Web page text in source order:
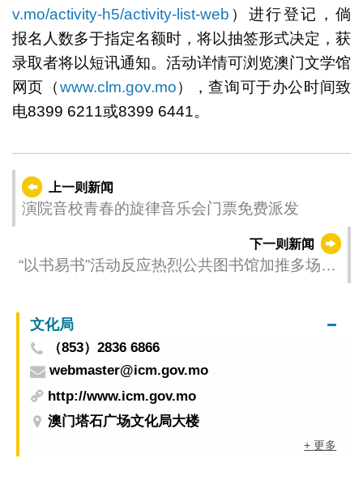
v.mo/activity-h5/activity-list-web ）进行登记，倘
报名人数多于指定名额时，将以抽签形式决定，获
录取者将以短讯通知。活动详情可浏览澳门文学馆
网页（www.clm.gov.mo），查询可于办公时间致
电8399 6211或8399 6441。
上一则新闻
演院音校青春的旋律音乐会门票免费派发
下一则新闻
“以书易书”活动反应热烈公共图书馆加推多场活
文化局
（853）2836 6866
webmaster@icm.gov.mo
http://www.icm.gov.mo
澳门塔石广场文化局大楼
+ 更多